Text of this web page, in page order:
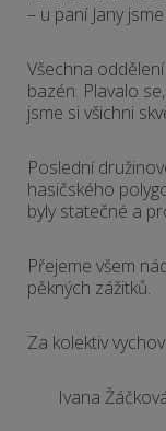
– u paní Jany
Všechna
bazén. Plavalo
jsme si všichni
Poslední
hasičského
byly statečné a
Přejeme všem
pěkných zážitků.
Za kolektiv
Ivana